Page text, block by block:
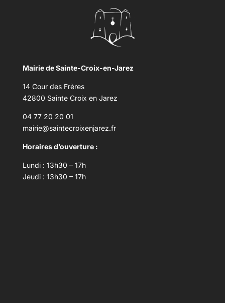
Mairie de Sainte-Croix-en-Jarez
14 Cour des Frères
42800 Sainte Croix en Jarez
04 77 20 20 01
mairie@saintecroixenjarez.fr
Horaires d’ouverture :
Lundi : 13h30 – 17h
Jeudi : 13h30 – 17h